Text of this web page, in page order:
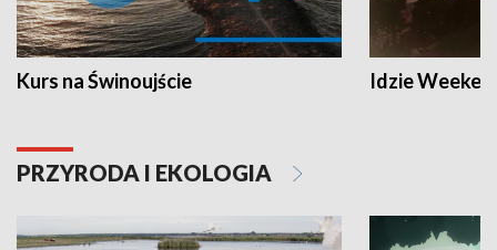
Kurs na Świnoujście Idzie
PRZYRODA I EKOLOGIA